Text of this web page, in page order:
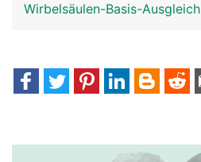
Wirbelsäulen-Basis-Ausgleich